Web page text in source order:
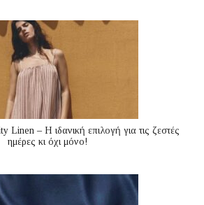
– Η ιδανική επιλογή για τις ζεστές
ημέρες κι όχι μόνο!